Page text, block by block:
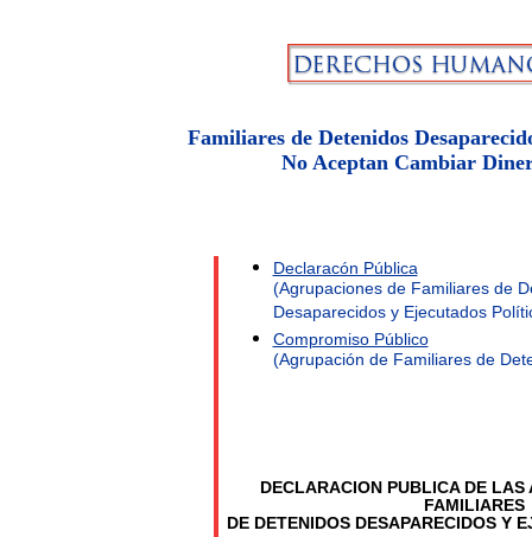
Familiares de Detenidos
No Aceptan Cambiar
Declaracón Pública
(Agrupaciones de Familiares de
Desaparecidos y Ejecutados
Compromiso Público
(Agrupación de Familiares de
DECLARACION PUBLICA DE LAS
FAMILIARES
DE DETENIDOS DESAPARECIDOS Y